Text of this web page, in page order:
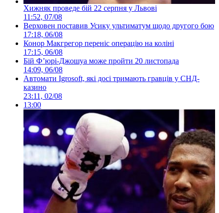
Хижняк проведе бій 22 серпня у Львові
11:52, 07/08
Верховен поставив Усику ультиматум щодо другого бою
17:18, 06/08
Конор Макгрегор переніс операцію на коліні
17:15, 06/08
Бій Ф’юрі-Джошуа може пройти 20 листопада
14:09, 06/08
Автомати Igrosoft, які досі тримають гравців у СНД-
казино
23:11, 02/08
13:00